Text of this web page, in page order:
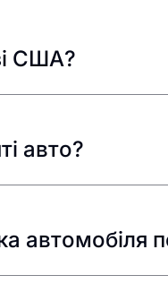
США?
авто?
автомобіля